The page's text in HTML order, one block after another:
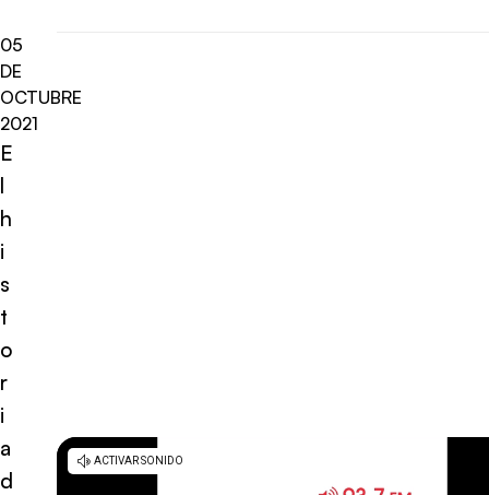
05
DE
OCTUBRE
2021
E
l
h
i
s
t
o
r
i
a
d